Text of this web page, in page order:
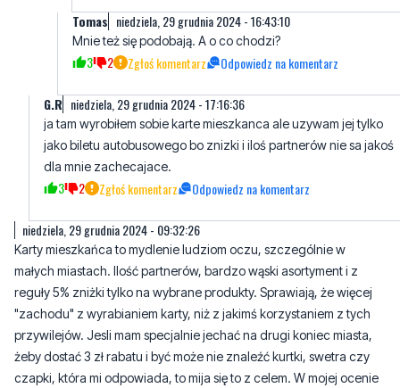
niedziela, 29 grudnia 2024 - 17:16:36
ja tam wyrobiłem sobie karte mieszkanca ale uzywam jej tylko
dla mnie zachecajace.
3 2 Zgłoś komentarz Odpowiedz na komentarz
niedziela, 29 grudnia 2024 - 09:32:26
Karty mieszkańca to mydlenie ludziom oczu, szczególnie w
reguły 5% zniżki tylko na wybrane produkty. Sprawiają, że więcej
"zachodu" z wyrabianiem karty, niż z jakimś korzystaniem z tych
przywilejów. Jesli mam specjalnie jechać na drugi koniec miasta,
żeby dostać 3 zł rabatu i być może nie znaleźć kurtki, swetra czy
czapki, która mi odpowiada, to mija się to z celem. W mojej ocenie
służy to propagandzie i robieniu szumu, na dodatek z pieniedzy
podatników (obsługa kart, druki, wyrabianie tez kosztuje).
15 5 Zgłoś komentarz Odpowiedz na komentarz